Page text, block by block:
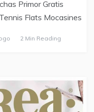
Primor Gratis
Flats Mocasines
2 Min Reading